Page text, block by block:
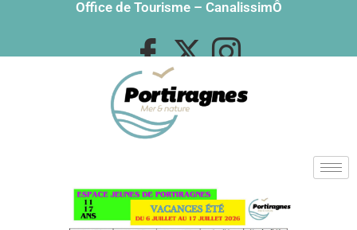
Office de Tourisme– CanalissimÔ